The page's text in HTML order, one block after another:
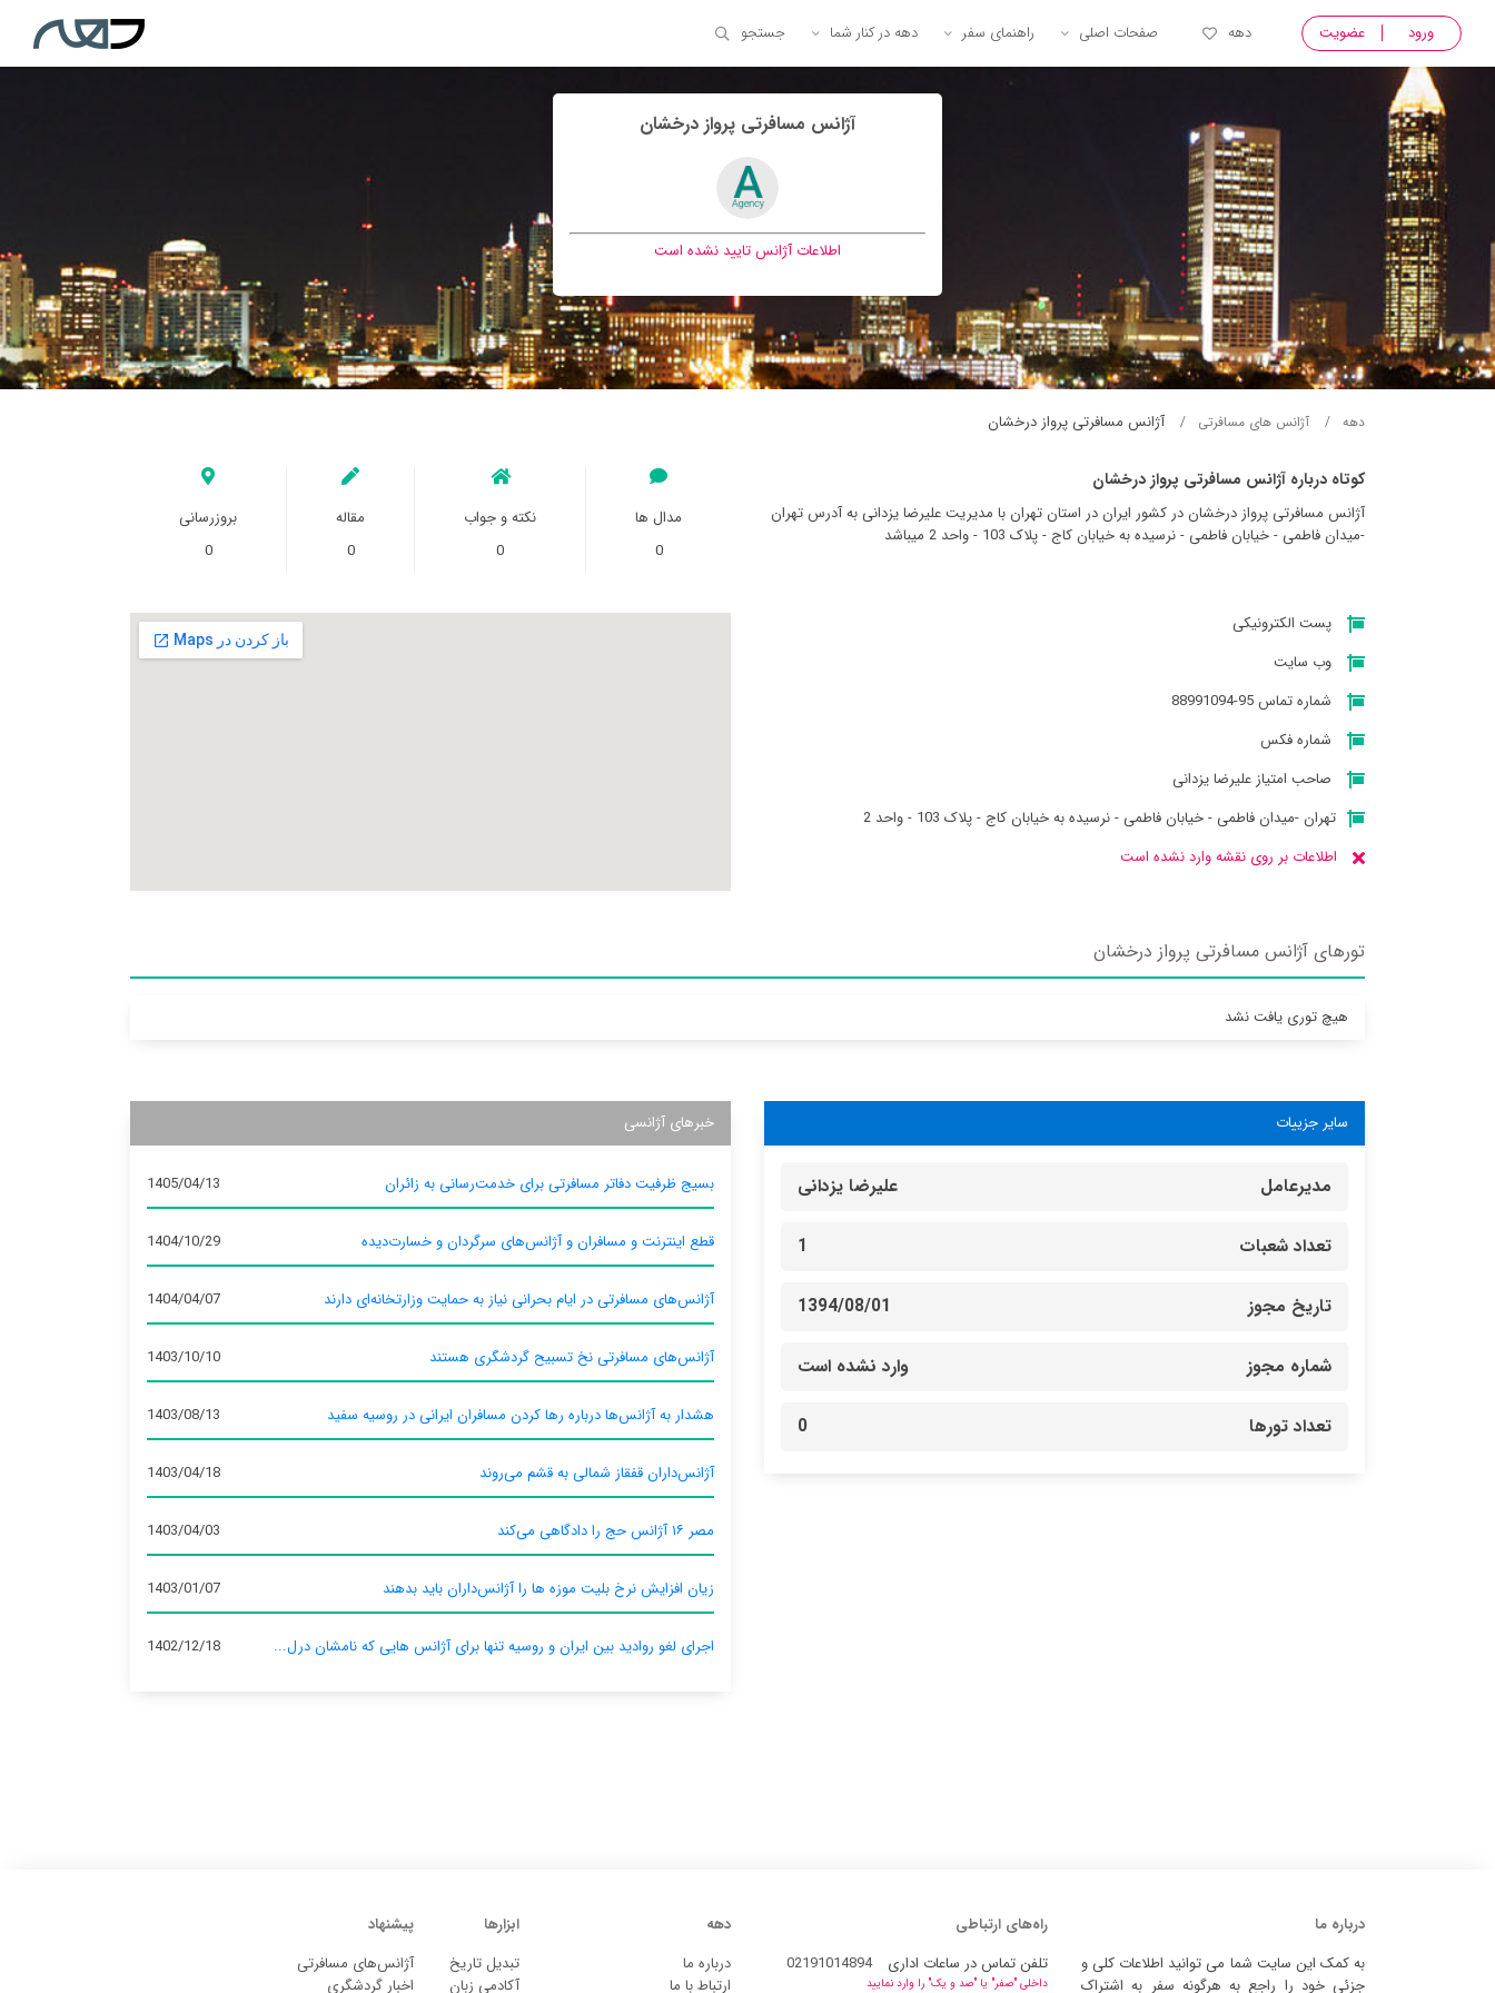
ورود عضویت دهه صفحات اصلی راهنمای سفر دهه در کنار شما جستجو
آژانس مسافرتی پرواز درخشان
اطلاعات آژانس تایید نشده است
دهه آژانس های مسافرتی آژانس مسافرتی پرواز درخشان
کوتاه درباره آژانس مسافرتی پرواز درخشان
آژانس مسافرتی پرواز درخشان در کشور ایران در استان تهران با مدیریت علیرضا یزدانی به آدرس تهران
-میدان فاطمی - خیابان فاطمی - نرسیده به خیابان کاج - پلاک 103 - واحد 2 میباشد
مدال ها
0
نکته و جواب
0
مقاله
0
بروزرسانی
0
پست الکترونیکی
وب سایت
شماره تماس 95-88991094
شماره فکس
صاحب امتیاز علیرضا یزدانی
تهران -میدان فاطمی - خیابان فاطمی - نرسیده به خیابان کاج - پلاک 103 - واحد 2
اطلاعات بر روی نقشه وارد نشده است
تورهای آژانس مسافرتی پرواز درخشان
هیچ توری یافت نشد
سایر جزییات
مدیرعامل علیرضا یزدانی
تعداد شعبات 1
تاریخ مجوز 1394/08/01
شماره مجوز وارد نشده است
تعداد تورها 0
خبرهای آژانسی
بسیج ظرفیت دفاتر مسافرتی برای خدمت‌رسانی به زائران 1405/04/13
قطع اینترنت و مسافران و آژانس‌های سرگردان و خسارت‌دیده 1404/10/29
آژانس‌های مسافرتی در ایام بحرانی نیاز به حمایت وزارتخانه‌ای دارند 1404/04/07
آژانس‌های مسافرتی نخ تسبیح گردشگری هستند 1403/10/10
هشدار به آژانس‌ها درباره رها کردن مسافران ایرانی در روسیه سفید 1403/08/13
آژانس‌داران قفقاز شمالی به قشم می‌روند 1403/04/18
مصر ۱۶ آژانس حج را دادگاهی می‌کند 1403/04/03
زیان افزایش نرخ بلیت موزه ها را آژانس‌داران باید بدهند 1403/01/07
اجرای لغو روادید بین ایران و روسیه تنها برای آژانس‌ هایی که نامشان درل... 1402/12/18
درباره ما
به کمک این سایت شما می توانید اطلاعات کلی و
جزئی خود را راجع به هرگونه سفر به اشتراک
راه‌های ارتباطی
تلفن تماس در ساعات اداری
02191014894
داخلی "صفر" یا "صد و یک" را وارد نمایید
دهه
درباره ما
ارتباط با ما
ابزارها
تبدیل تاریخ
آکادمی زبان
پیشنهاد
آژانس‌های مسافرتی
اخبار گردشگری